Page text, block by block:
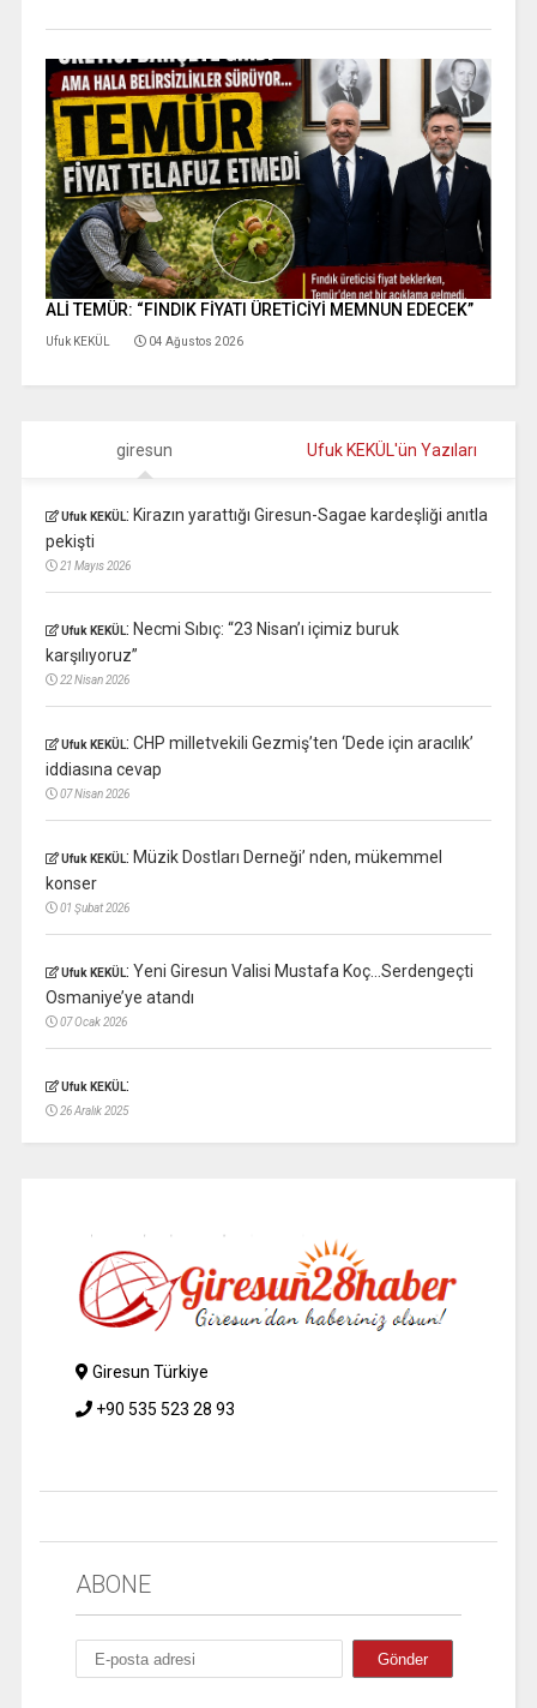
ALİ TEMÜR: “FINDIK FİYATI ÜRETİCİYİ MEMNUN EDECEK”
Ufuk KEKÜL 04 Ağustos 2026
giresun Ufuk KEKÜL'ün Yazıları
Ufuk KEKÜL: Kirazın yarattığı Giresun-Sagae kardeşliği anıtla
pekişti
21 Mayıs 2026
Ufuk KEKÜL: Necmi Sıbıç: “23 Nisan’ı içimiz buruk
karşılıyoruz”
22 Nisan 2026
Ufuk KEKÜL: CHP milletvekili Gezmiş’ten ‘Dede için aracılık’
iddiasına cevap
07 Nisan 2026
Ufuk KEKÜL: Müzik Dostları Derneği’ nden, mükemmel
konser
01 Şubat 2026
Ufuk KEKÜL: Yeni Giresun Valisi Mustafa Koç…Serdengeçti
Osmaniye’ye atandı
07 Ocak 2026
Ufuk KEKÜL:
26 Aralık 2025
Giresun Türkiye
+90 535 523 28 93
ABONE